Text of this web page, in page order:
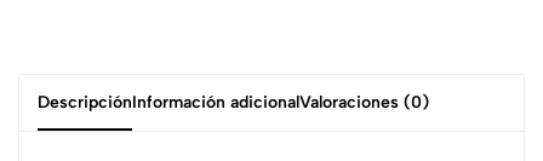
DescripciónInformación adicionalValoraciones (0)